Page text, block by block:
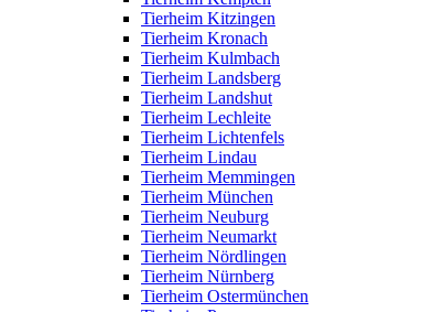
Tierheim Kitzingen
Tierheim Kronach
Tierheim Kulmbach
Tierheim Landsberg
Tierheim Landshut
Tierheim Lechleite
Tierheim Lichtenfels
Tierheim Lindau
Tierheim Memmingen
Tierheim München
Tierheim Neuburg
Tierheim Neumarkt
Tierheim Nördlingen
Tierheim Nürnberg
Tierheim Ostermünchen